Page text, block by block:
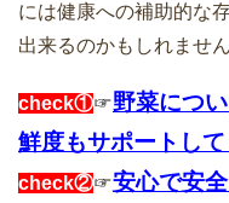
には健康への補助的な
出来るのかもしれません
check①☞野菜につ
鮮度もサポートし
check②☞安心で安